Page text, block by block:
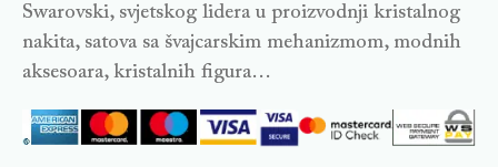
Swarovski, svjetskog lidera u proizvodnji kristalnog
nakita, satova sa švajcarskim mehanizmom, modnih
aksesoara, kristalnih figura…